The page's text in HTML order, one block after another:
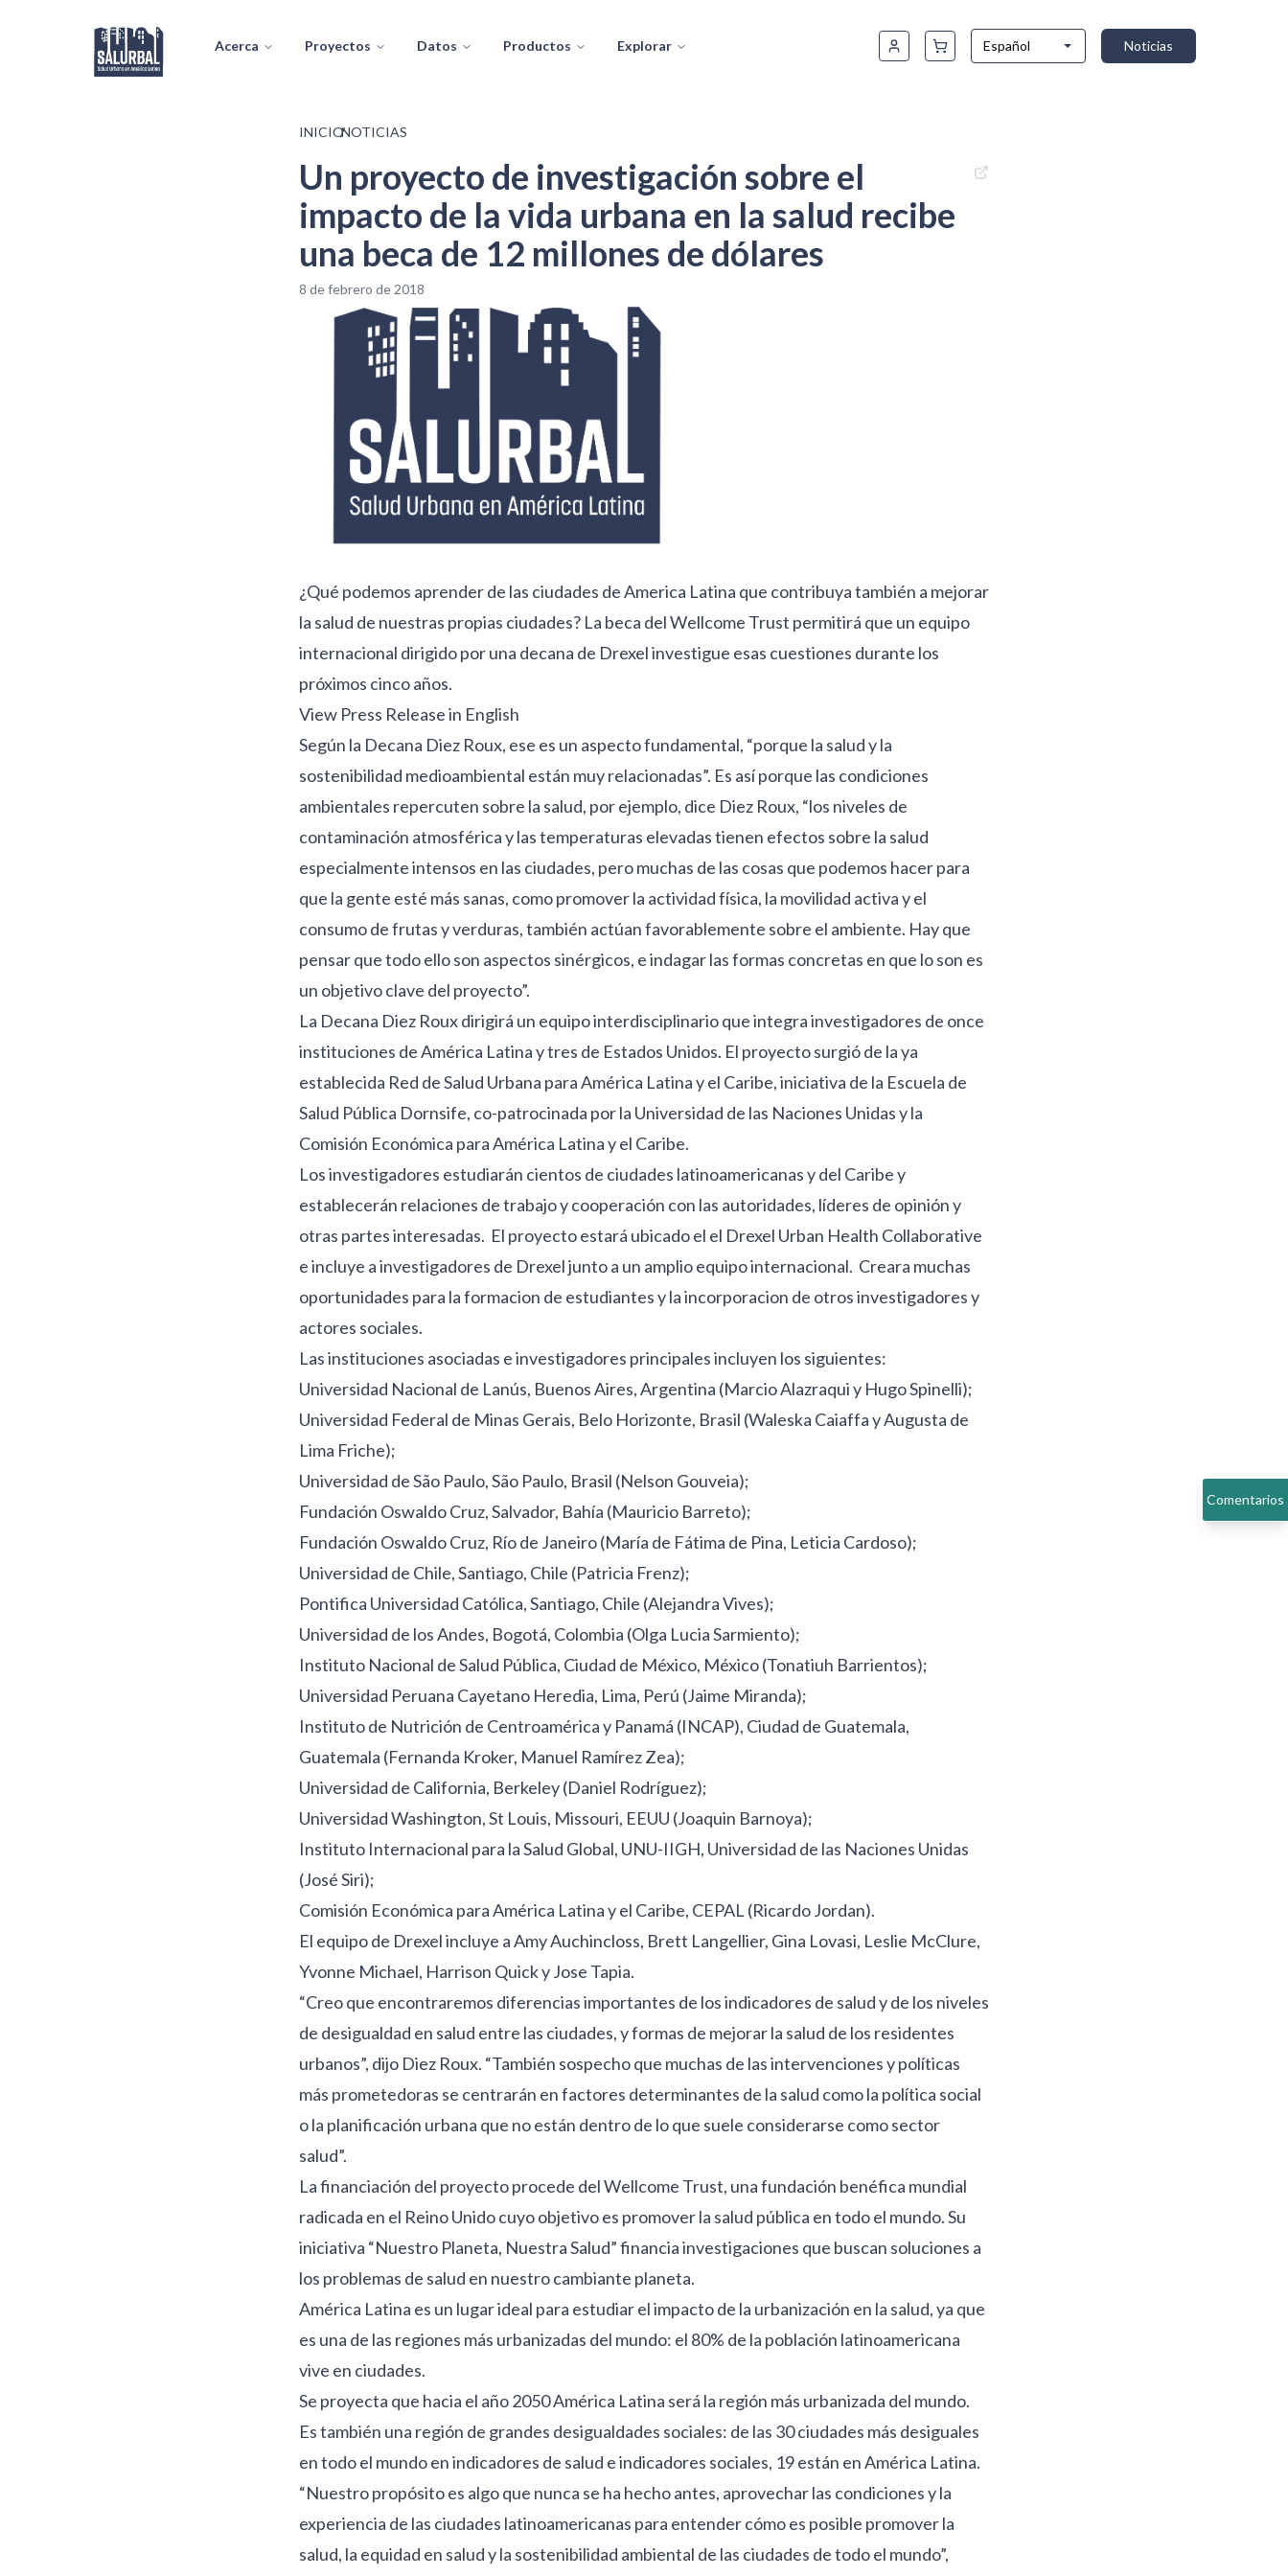
Acerca Proyectos Datos Productos Explorar Español Noticias
INICIO/NOTICIAS
Un proyecto de investigación sobre el
impacto de la vida urbana en la salud recibe
una beca de 12 millones de dólares
8 de febrero de 2018
¿Qué podemos aprender de las ciudades de America Latina que contribuya también a mejorar
la salud de nuestras propias ciudades? La beca del Wellcome Trust permitirá que un equipo
internacional dirigido por una decana de Drexel investigue esas cuestiones durante los
próximos cinco años.
View Press Release in English
Según la Decana Diez Roux, ese es un aspecto fundamental, “porque la salud y la
sostenibilidad medioambiental están muy relacionadas”. Es así porque las condiciones
ambientales repercuten sobre la salud, por ejemplo, dice Diez Roux, “los niveles de
contaminación atmosférica y las temperaturas elevadas tienen efectos sobre la salud
especialmente intensos en las ciudades, pero muchas de las cosas que podemos hacer para
que la gente esté más sanas, como promover la actividad física, la movilidad activa y el
consumo de frutas y verduras, también actúan favorablemente sobre el ambiente. Hay que
pensar que todo ello son aspectos sinérgicos, e indagar las formas concretas en que lo son es
un objetivo clave del proyecto”.
La Decana Diez Roux dirigirá un equipo interdisciplinario que integra investigadores de once
instituciones de América Latina y tres de Estados Unidos. El proyecto surgió de la ya
establecida Red de Salud Urbana para América Latina y el Caribe, iniciativa de la Escuela de
Salud Pública Dornsife, co-patrocinada por la Universidad de las Naciones Unidas y la
Comisión Económica para América Latina y el Caribe.
Los investigadores estudiarán cientos de ciudades latinoamericanas y del Caribe y
establecerán relaciones de trabajo y cooperación con las autoridades, líderes de opinión y
otras partes interesadas. El proyecto estará ubicado el el Drexel Urban Health Collaborative
e incluye a investigadores de Drexel junto a un amplio equipo internacional. Creara muchas
oportunidades para la formacion de estudiantes y la incorporacion de otros investigadores y
actores sociales.
Las instituciones asociadas e investigadores principales incluyen los siguientes:
Universidad Nacional de Lanús, Buenos Aires, Argentina (Marcio Alazraqui y Hugo Spinelli);
Universidad Federal de Minas Gerais, Belo Horizonte, Brasil (Waleska Caiaffa y Augusta de
Lima Friche);
Universidad de São Paulo, São Paulo, Brasil (Nelson Gouveia);
Fundación Oswaldo Cruz, Salvador, Bahía (Mauricio Barreto);
Fundación Oswaldo Cruz, Río de Janeiro (María de Fátima de Pina, Leticia Cardoso);
Universidad de Chile, Santiago, Chile (Patricia Frenz);
Pontifica Universidad Católica, Santiago, Chile (Alejandra Vives);
Universidad de los Andes, Bogotá, Colombia (Olga Lucia Sarmiento);
Instituto Nacional de Salud Pública, Ciudad de México, México (Tonatiuh Barrientos);
Universidad Peruana Cayetano Heredia, Lima, Perú (Jaime Miranda);
Instituto de Nutrición de Centroamérica y Panamá (INCAP), Ciudad de Guatemala,
Guatemala (Fernanda Kroker, Manuel Ramírez Zea);
Universidad de California, Berkeley (Daniel Rodríguez);
Universidad Washington, St Louis, Missouri, EEUU (Joaquin Barnoya);
Instituto Internacional para la Salud Global, UNU-IIGH, Universidad de las Naciones Unidas
(José Siri);
Comisión Económica para América Latina y el Caribe, CEPAL (Ricardo Jordan).
El equipo de Drexel incluye a Amy Auchincloss, Brett Langellier, Gina Lovasi, Leslie McClure,
Yvonne Michael, Harrison Quick y Jose Tapia.
“Creo que encontraremos diferencias importantes de los indicadores de salud y de los niveles
de desigualdad en salud entre las ciudades, y formas de mejorar la salud de los residentes
urbanos”, dijo Diez Roux. “También sospecho que muchas de las intervenciones y políticas
más prometedoras se centrarán en factores determinantes de la salud como la política social
o la planificación urbana que no están dentro de lo que suele considerarse como sector
salud”.
La financiación del proyecto procede del Wellcome Trust, una fundación benéfica mundial
radicada en el Reino Unido cuyo objetivo es promover la salud pública en todo el mundo. Su
iniciativa “Nuestro Planeta, Nuestra Salud” financia investigaciones que buscan soluciones a
los problemas de salud en nuestro cambiante planeta.
América Latina es un lugar ideal para estudiar el impacto de la urbanización en la salud, ya que
es una de las regiones más urbanizadas del mundo: el 80% de la población latinoamericana
vive en ciudades.
Se proyecta que hacia el año 2050 América Latina será la región más urbanizada del mundo.
Es también una región de grandes desigualdades sociales: de las 30 ciudades más desiguales
en todo el mundo en indicadores de salud e indicadores sociales, 19 están en América Latina.
“Nuestro propósito es algo que nunca se ha hecho antes, aprovechar las condiciones y la
experiencia de las ciudades latinoamericanas para entender cómo es posible promover la
salud, la equidad en salud y la sostenibilidad ambiental de las ciudades de todo el mundo”,
Comentarios